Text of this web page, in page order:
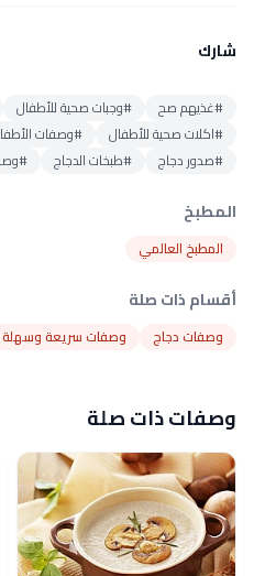
شارك
#غذيهم صح #وجبات صحية للأطفال
#اكلات صحية للأطفال
#وصفات
#صدور دجاج
#طبخات الدجاج
المطبخ
المطبخ العالمي
أقسام ذات صلة
وصفات دجاج وصفات سريعة وسهلة
وصفات ذات صلة